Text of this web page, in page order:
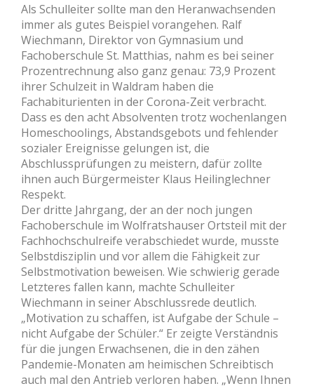
Als Schulleiter sollte man den Heranwachsenden
immer als gutes Beispiel vorangehen. Ralf
Wiechmann, Direktor von Gymnasium und
Fachoberschule St. Matthias, nahm es bei seiner
Prozentrechnung also ganz genau: 73,9 Prozent
ihrer Schulzeit in Waldram haben die
Fachabiturienten in der Corona-Zeit verbracht.
Dass es den acht Absolventen trotz wochenlangen
Homeschoolings, Abstandsgebots und fehlender
sozialer Ereignisse gelungen ist, die
Abschlussprüfungen zu meistern, dafür zollte
ihnen auch Bürgermeister Klaus Heilinglechner
Respekt.
Der dritte Jahrgang, der an der noch jungen
Fachoberschule im Wolfratshauser Ortsteil mit der
Fachhochschulreife verabschiedet wurde, musste
Selbstdisziplin und vor allem die Fähigkeit zur
Selbstmotivation beweisen. Wie schwierig gerade
Letzteres fallen kann, machte Schulleiter
Wiechmann in seiner Abschlussrede deutlich.
„Motivation zu schaffen, ist Aufgabe der Schule –
nicht Aufgabe der Schüler.“ Er zeigte Verständnis
für die jungen Erwachsenen, die in den zähen
Pandemie-Monaten am heimischen Schreibtisch
auch mal den Antrieb verloren haben. „Wenn Ihnen